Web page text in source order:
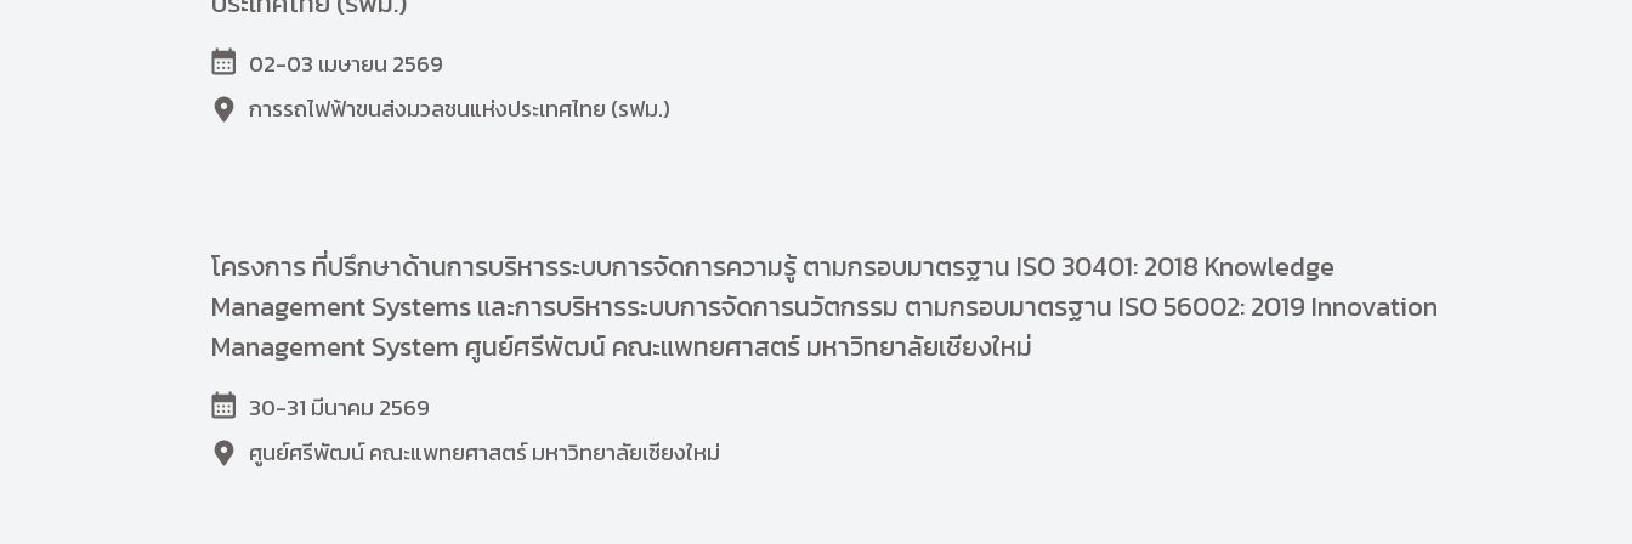
02-03 เมษายน 2569
การรถไฟฟ้าขนส่งมวลชนแห่งประเทศไทย (รฟม.)
โครงการ ที่ปรึกษาด้านการบริหารระบบการจัดการความรู้ ตามกรอบมาตรฐาน ISO 30401: 2018 Knowledge
Management Systems และการบริหารระบบการจัดการนวัตกรรม ตามกรอบมาตรฐาน ISO 56002: 2019 Innovation
Management System ศูนย์ศรีพัฒน์ คณะแพทยศาสตร์ มหาวิทยาลัยเชียงใหม่
30-31 มีนาคม 2569
ศูนย์ศรีพัฒน์ คณะแพทยศาสตร์ มหาวิทยาลัยเชียงใหม่